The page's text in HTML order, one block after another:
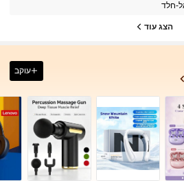
חלד
הצג עוד
עוקב